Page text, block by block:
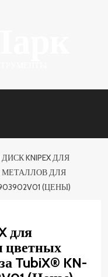
KNIPEX ДЛЯ
ДЛЯ
(ЦЕНЫ)
для
цветных
TubiX® KN-